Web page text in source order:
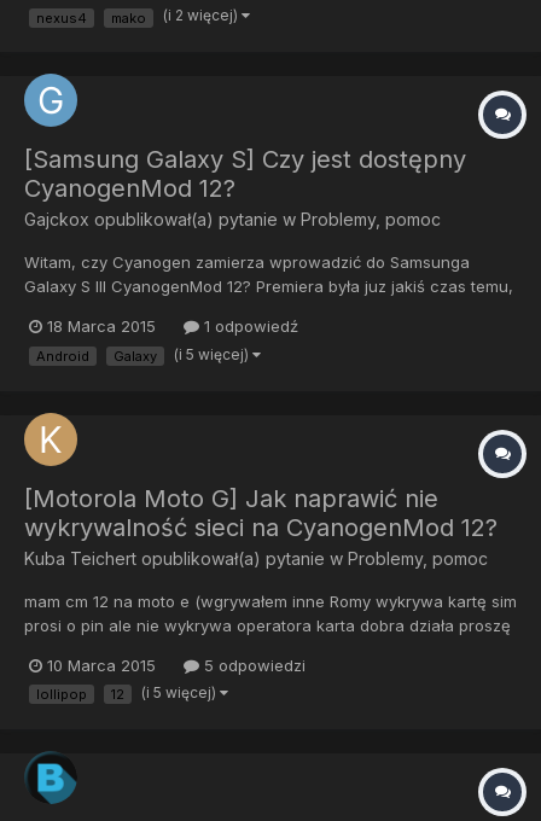
nexus4 mako (i 2 więcej)
[Samsung Galaxy S] Czy jest dostępny
CyanogenMod 12?
Gajckox opublikował(a) pytanie w Problemy, pomoc
Witam, czy Cyanogen zamierza wprowadzić do Samsunga
Galaxy S III CyanogenMod 12? Premiera była juz jakiś czas temu,
CM12 powstał na S III, bo uważam że ten telefon nie jest az taki
stary. Samsung juz go porzucił na KK, a Cyanogen daje nadzie...
18 Marca 2015 1 odpowiedź
Android Galaxy (i 5 więcej)
[Motorola Moto G] Jak naprawić nie
wykrywalność sieci na CyanogenMod 12?
Kuba Teichert opublikował(a) pytanie w Problemy, pomoc
mam cm 12 na moto e (wgrywałem inne Romy wykrywa kartę sim
prosi o pin ale nie wykrywa operatora karta dobra działa proszę
modem non-flos.bin z góry dziękuję
10 Marca 2015 5 odpowiedzi
lollipop 12 (i 5 więcej)